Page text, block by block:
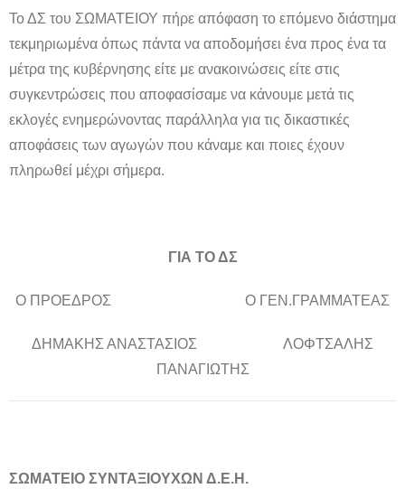
Το ΔΣ του ΣΩΜΑΤΕΙΟΥ πήρε απόφαση το επόμενο διάστημα
τεκμηριωμένα όπως πάντα να αποδομήσει ένα προς ένα τα
μέτρα της κυβέρνησης είτε με ανακοινώσεις είτε στις
συγκεντρώσεις που αποφασίσαμε να κάνουμε μετά τις
εκλογές ενημερώνοντας παράλληλα για τις δικαστικές
αποφάσεις των αγωγών που κάναμε και ποιες έχουν
πληρωθεί μέχρι σήμερα.
ΓΙΑ ΤΟ ΔΣ
Ο ΠΡΟΕΔΡΟΣ Ο ΓΕΝ.ΓΡΑΜΜΑΤΕΑΣ
ΔΗΜΑΚΗΣ ΑΝΑΣΤΑΣΙΟΣ ΛΟΦΤΣΑΛΗΣ
ΠΑΝΑΓΙΩΤΗΣ
ΣΩΜΑΤΕΙΟ ΣΥΝΤΑΞΙΟΥΧΩΝ Δ.Ε.Η.